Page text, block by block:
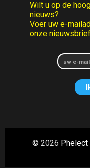
Wilt u op de
nieuws?
Voer uw e-
onze
© 2026 Phelect